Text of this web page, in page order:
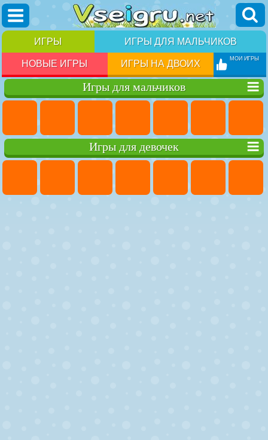
ИГРЫ ИГРЫ ДЛЯ МАЛЬЧИКОВ
НОВЫЕ ИГРЫ ИГРЫ НА ДВОИХ МОИ ИГРЫ
Игры для мальчиков
Игры для девочек